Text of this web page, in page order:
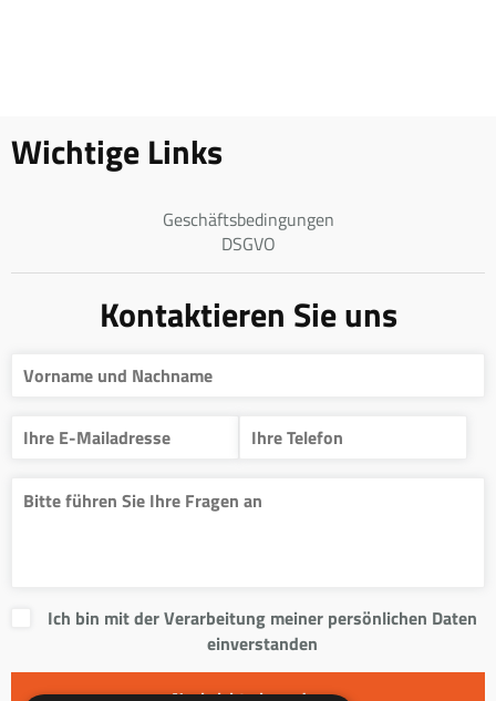
Wichtige Links
Geschäftsbedingungen
DSGVO
Kontaktieren Sie uns
Ich bin mit der Verarbeitung meiner persönlichen Daten
einverstanden